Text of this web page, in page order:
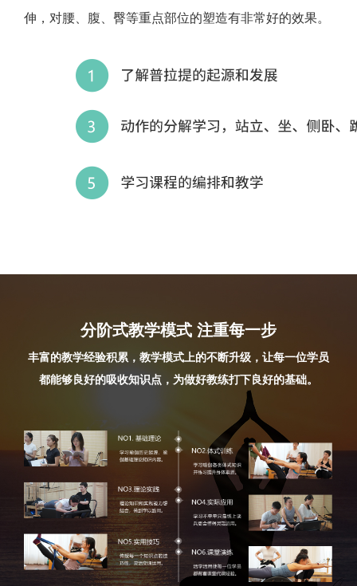
伸，对腰、腹、臀等重点部位的塑造有非常好的效果。
分阶式教学模式 注重每一步
丰富的教学经验积累，教学模式上的不断升级，让每一位学员
都能够良好的吸收知识点，为做好教练打下良好的基础。